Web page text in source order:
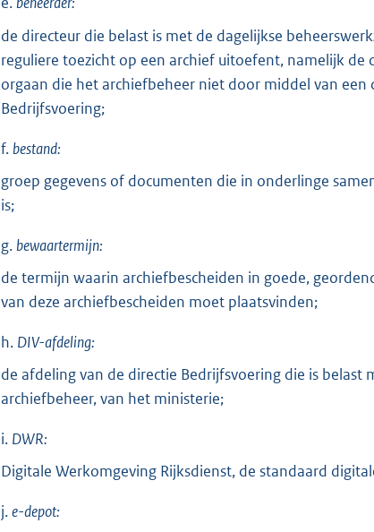
de directeur die belast is met de dagelijkse
reguliere toezicht op een archief uitoefent, namelijk
orgaan die het archiefbeheer niet door middel van
Bedrijfsvoering;
f.bestand:
groep gegevens of documenten die in onderlinge
is;
g.bewaartermijn:
de termijn waarin archiefbescheiden in goede,
van deze archiefbescheiden moet plaatsvinden;
h. DIV-afdeling:
de afdeling van de directie Bedrijfsvoering die is
archiefbeheer, van het ministerie;
i. DWR:
Digitale Werkomgeving Rijksdienst, de standaard
j.e-depot: